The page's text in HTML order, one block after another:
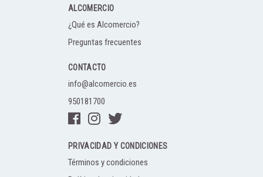
ALCOMERCIO
¿Qué es Alcomercio?
Preguntas frecuentes
CONTACTO
info@alcomercio.es
950181700
PRIVACIDAD Y CONDICIONES
Términos y condiciones